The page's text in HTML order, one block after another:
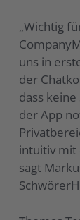
„Wichtig
uns in
der
dass
der App
intuitiv mit
sagt